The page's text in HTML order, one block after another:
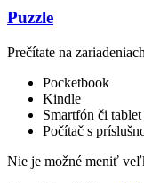
Puzzle
Prečítate na
Pocketbook
Kindle
Smartfón či
Počítač s
Nie je možné meniť